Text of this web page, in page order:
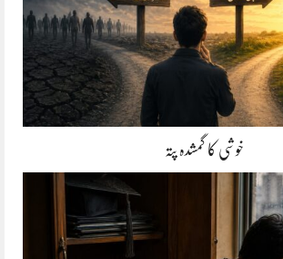
خوشی کا گمشدہ پتہ